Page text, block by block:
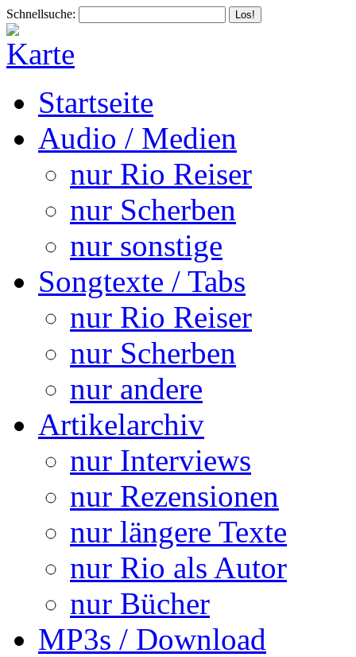
Schnellsuche:
Startseite
Audio / Medien
nur Rio Reiser
nur Scherben
nur sonstige
Songtexte / Tabs
nur Rio Reiser
nur Scherben
nur andere
Artikelarchiv
nur Interviews
nur Rezensionen
nur längere Texte
nur Rio als Autor
nur Bücher
MP3s / Download